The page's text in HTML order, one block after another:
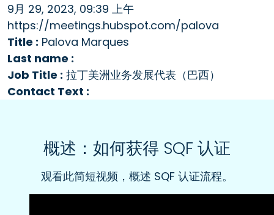
9月 29, 2023, 09:39 上午
https://meetings.hubspot.com/palova
Title : Palova Marques
Last name :
Job Title : 拉丁美洲业务发展代表（巴西）
Contact Text :
概述：如何获得 SQF 认证
观看此简短视频，概述 SQF 认证流程。